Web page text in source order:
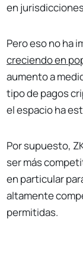
en
Pero eso no ha
creciendo en
aumento a
tipo de pagos
el espacio ha
Por supuesto,
ser más
en particular
altamente
permitidas.